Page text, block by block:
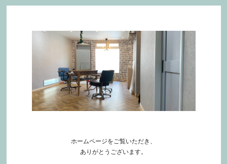
ホームページをご覧いただき、
ありがとうございます。